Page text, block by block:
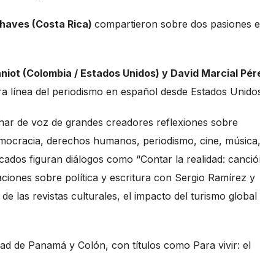
(Costa Rica) compartieron sobre dos pasiones
(Colombia / Estados Unidos) y David Marcial
línea del periodismo en español desde Estados
de voz de grandes creadores reflexiones sobre
derechos humanos, periodismo, cine, música,
figuran diálogos como “Contar la realidad:
sobre política y escritura con Sergio Ramírez y
las revistas culturales, el impacto del turismo global
de Panamá y Colón, con títulos como Para vivir: el